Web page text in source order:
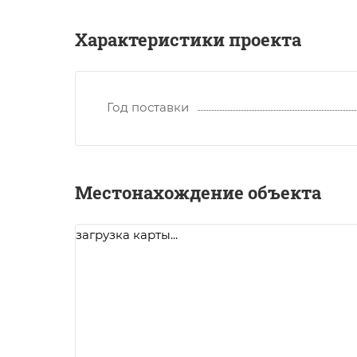
Характеристики проекта
Год поставки
Местонахождение объекта
загрузка карты...